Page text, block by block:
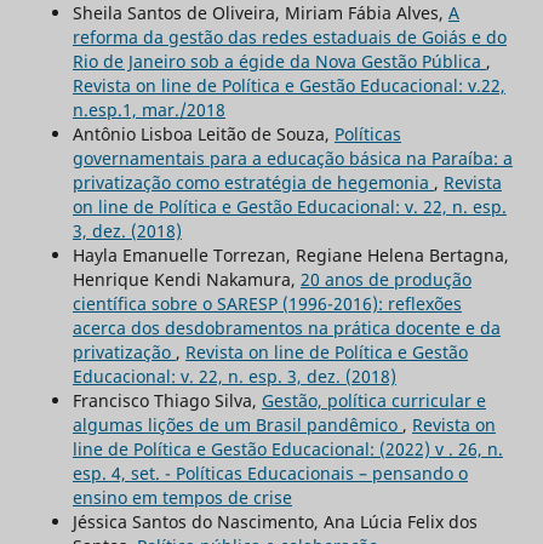
Sheila Santos de Oliveira, Miriam Fábia Alves, A
reforma da gestão das redes estaduais de Goiás e do
Rio de Janeiro sob a égide da Nova Gestão Pública ,
Revista on line de Política e Gestão Educacional: v.22,
n.esp.1, mar./2018
Antônio Lisboa Leitão de Souza, Políticas
governamentais para a educação básica na Paraíba: a
privatização como estratégia de hegemonia , Revista
on line de Política e Gestão Educacional: v. 22, n. esp.
3, dez. (2018)
Hayla Emanuelle Torrezan, Regiane Helena Bertagna,
Henrique Kendi Nakamura, 20 anos de produção
científica sobre o SARESP (1996-2016): reflexões
acerca dos desdobramentos na prática docente e da
privatização , Revista on line de Política e Gestão
Educacional: v. 22, n. esp. 3, dez. (2018)
Francisco Thiago Silva, Gestão, política curricular e
algumas lições de um Brasil pandêmico , Revista on
line de Política e Gestão Educacional: (2022) v . 26, n.
esp. 4, set. - Políticas Educacionais – pensando o
ensino em tempos de crise
Jéssica Santos do Nascimento, Ana Lúcia Felix dos